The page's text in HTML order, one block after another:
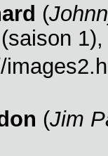
(
(Jim